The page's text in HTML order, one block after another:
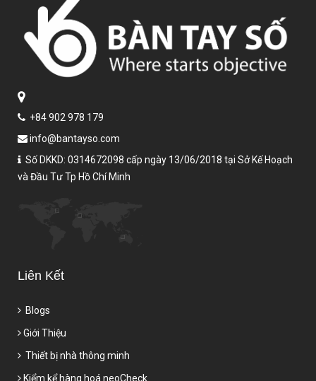
+84 902 978 179
info@bantayso.com
Số DKKD: 0314672098 cấp ngày 13/06/2018 tại Sở Kế Hoạch
và Đầu Tư Tp Hồ Chí Minh
Liên Kết
Blogs
Giới Thiệu
Thiết bị nhà thông minh
Kiểm kể hàng hoá neoCheck